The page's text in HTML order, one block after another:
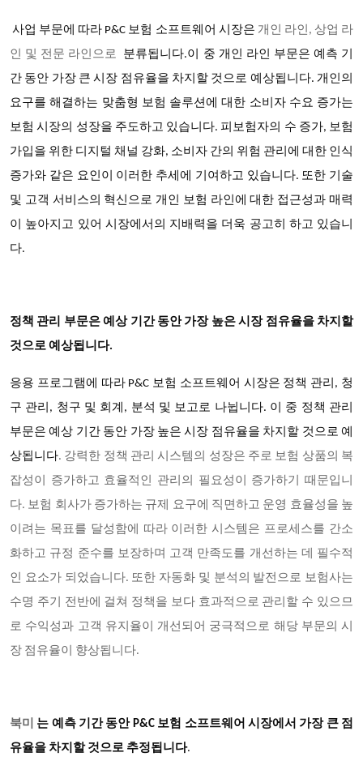
사업 부문에 따라 P&C 보험 소프트웨어 시장은 개인 라인, 상업 라
인 및 전문 라인으로
분류됩니다.이 중 개인 라인 부문은 예측 기
간 동안 가장 큰 시장 점유율을 차지할 것으로 예상됩니다. 개인의
요구를 해결하는 맞춤형 보험 솔루션에 대한 소비자 수요 증가는
보험 시장의 성장을 주도하고 있습니다. 피보험자의 수 증가, 보험
가입을 위한 디지털 채널 강화, 소비자 간의 위험 관리에 대한 인식
증가와 같은 요인이 이러한 추세에 기여하고 있습니다. 또한 기술
및 고객 서비스의 혁신으로 개인 보험 라인에 대한 접근성과 매력
이 높아지고 있어 시장에서의 지배력을 더욱 공고히 하고 있습니
다.
정책 관리 부문은 예상 기간 동안 가장 높은 시장 점유율을 차지할
것으로 예상됩니다.
응용 프로그램에 따라 P&C 보험 소프트웨어 시장은 정책 관리, 청
구 관리, 청구 및 회계, 분석 및 보고로 나뉩니다. 이 중 정책 관리
부문은 예상 기간 동안 가장 높은 시장 점유율을 차지할 것으로 예
상됩니다. 강력한 정책 관리 시스템의 성장은 주로 보험 상품의 복
잡성이 증가하고 효율적인 관리의 필요성이 증가하기 때문입니
다. 보험 회사가 증가하는 규제 요구에 직면하고 운영 효율성을 높
이려는 목표를 달성함에 따라 이러한 시스템은 프로세스를 간소
화하고 규정 준수를 보장하며 고객 만족도를 개선하는 데 필수적
인 요소가 되었습니다. 또한 자동화 및 분석의 발전으로 보험사는
수명 주기 전반에 걸쳐 정책을 보다 효과적으로 관리할 수 있으므
로 수익성과 고객 유지율이 개선되어 궁극적으로 해당 부문의 시
장 점유율이 향상됩니다.
북미 는 예측 기간 동안 P&C 보험 소프트웨어 시장에서 가장 큰 점
유율을 차지할 것으로 추정됩니다.